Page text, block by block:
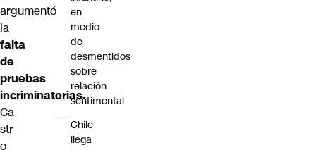
argumentó
la
falta
de
pruebas
incriminatorias.
Ca
str
o
en
medio
de
desmentidos
sobre
relación
sentimental
Chile
llega